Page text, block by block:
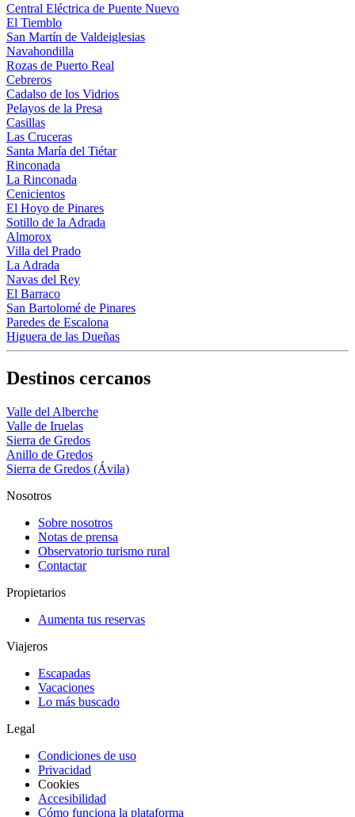
Central Eléctrica de Puente Nuevo
El Tiemblo
San Martín de Valdeiglesias
Navahondilla
Rozas de Puerto Real
Cebreros
Cadalso de los Vidrios
Pelayos de la Presa
Casillas
Las Cruceras
Santa María del Tiétar
Rinconada
La Rinconada
Cenicientos
El Hoyo de Pinares
Sotillo de la Adrada
Almorox
Villa del Prado
La Adrada
Navas del Rey
El Barraco
San Bartolomé de Pinares
Paredes de Escalona
Higuera de las Dueñas
Destinos cercanos
Valle del Alberche
Valle de Iruelas
Sierra de Gredos
Anillo de Gredos
Sierra de Gredos (Ávila)
Nosotros
Sobre nosotros
Notas de prensa
Observatorio turismo rural
Contactar
Propietarios
Aumenta tus reservas
Viajeros
Escapadas
Vacaciones
Lo más buscado
Legal
Condiciones de uso
Privacidad
Cookies
Accesibilidad
Cómo funciona la plataforma